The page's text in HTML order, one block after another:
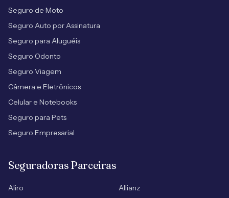
Seguro de Moto
Seguro Auto por Assinatura
Seguro para Aluguéis
Seguro Odonto
Seguro Viagem
Câmera e Eletrônicos
Celular e Notebooks
Seguro para Pets
Seguro Empresarial
Seguradoras Parceiras
Aliro
Allianz